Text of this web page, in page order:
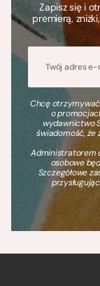
Zapisz się i
premierą,
Chcę
o
wydawnictwo
świadomość, że
Administratorem
osobowe
Szczegółowe